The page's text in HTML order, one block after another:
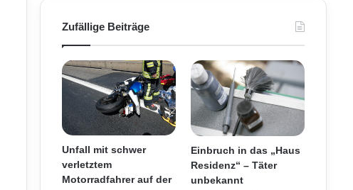
Zufällige Beiträge
Unfall mit schwer
verletztem
Motorradfahrer auf der
Einbruch in das „Haus
Residenz“ – Täter
unbekannt